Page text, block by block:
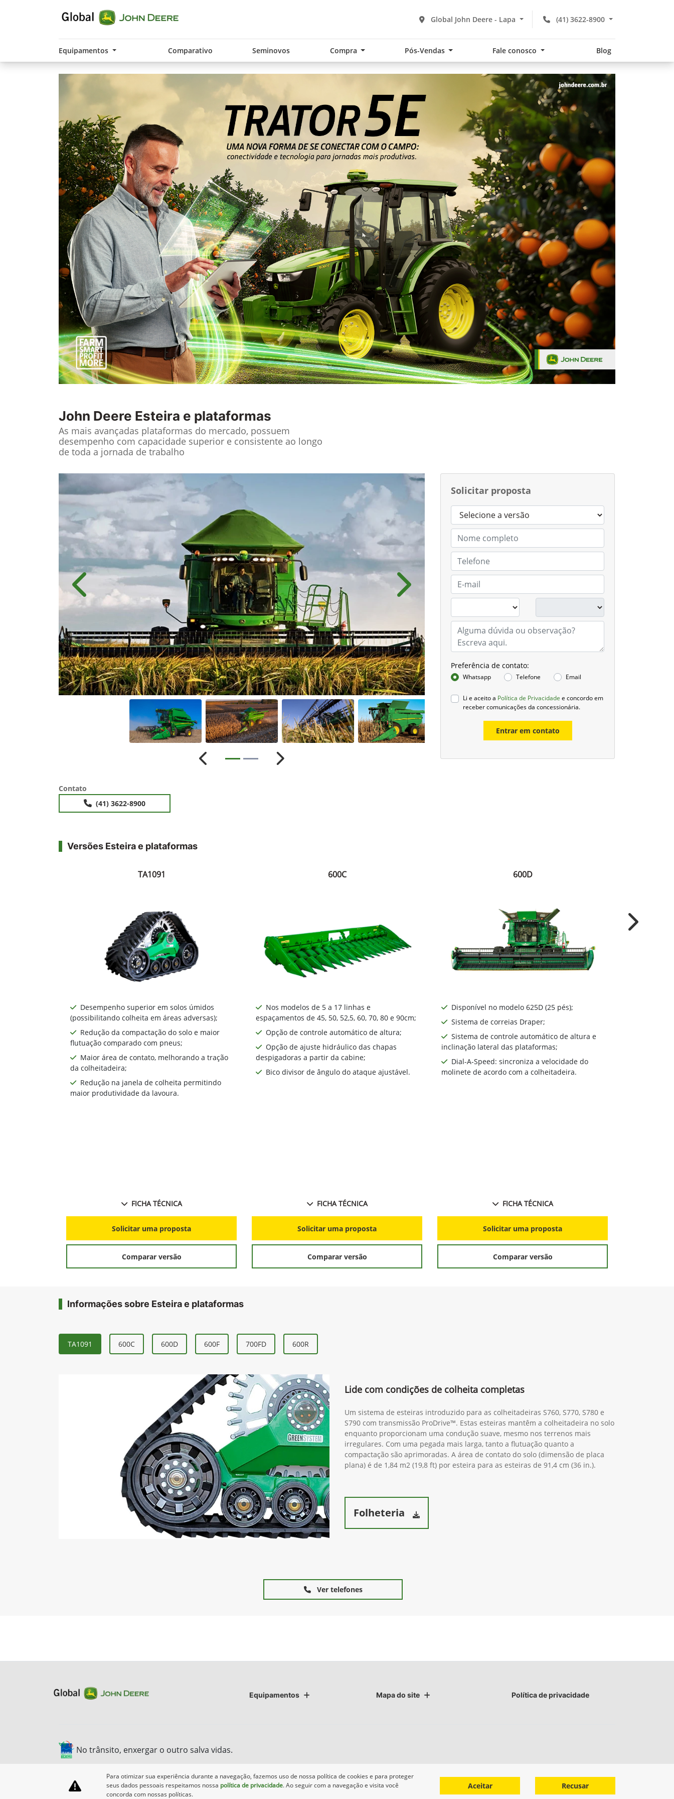
(41) 3622-8900
Global John Deere - Lapa
Equipamentos Comparativo Seminovos Compra Pós-Vendas Fale conosco Blog
John Deere Esteira e plataformas
As mais avançadas plataformas do mercado, possuem
desempenho com capacidade superior e consistente ao longo
de toda a jornada de trabalho
Solicitar proposta
Preferência de contato:
Whatsapp Telefone Email
Li e aceito a Política de Privacidade e concordo em
receber comunicações da concessionária.
Entrar em contato
Anterior Próximo
Anterior Próximo
Contato
(41) 3622-8900
Versões Esteira e plataformas
TA1091
Desempenho superior em solos úmidos
(possibilitando colheita em áreas adversas);
Redução da compactação do solo e maior
flutuação comparado com pneus;
Maior área de contato, melhorando a tração
da colheitadeira;
Redução na janela de colheita permitindo
maior produtividade da lavoura.
FICHA TÉCNICA
Solicitar uma proposta
Comparar versão
600C
Nos modelos de 5 a 17 linhas e
espaçamentos de 45, 50, 52,5, 60, 70, 80 e 90cm;
Opção de controle automático de altura;
Opção de ajuste hidráulico das chapas
despigadoras a partir da cabine;
Bico divisor de ângulo do ataque ajustável.
FICHA TÉCNICA
Solicitar uma proposta
Comparar versão
600D
Disponível no modelo 625D (25 pés);
Sistema de correias Draper;
Sistema de controle automático de altura e
inclinação lateral das plataformas;
Dial-A-Speed: sincroniza a velocidade do
molinete de acordo com a colheitadeira.
FICHA TÉCNICA
Solicitar uma proposta
Comparar versão
Next
Informações sobre Esteira e plataformas
TA1091 600C 600D 600F 700FD 600R
Lide com condições de colheita completas
Um sistema de esteiras introduzido para as colheitadeiras S760, S770, S780 e
S790 com transmissão ProDrive™. Estas esteiras mantêm a colheitadeira no solo
enquanto proporcionam uma condução suave, mesmo nos terrenos mais
irregulares. Com uma pegada mais larga, tanto a flutuação quanto a
compactação são aprimoradas. A área de contato do solo (dimensão de placa
plana) é de 1,84 m2 (19,8 ft) por esteira para as esteiras de 91,4 cm (36 in.).
Folheteria
Ver telefones
Equipamentos Mapa do site Política de privacidade
No trânsito, enxergar o outro salva vidas.
Para otimizar sua experiência durante a navegação, fazemos uso de nossa política de cookies e para proteger
seus dados pessoais respeitamos nossa política de privacidade. Ao seguir com a navegação e visita você
concorda com nossas políticas.
Aceitar Recusar